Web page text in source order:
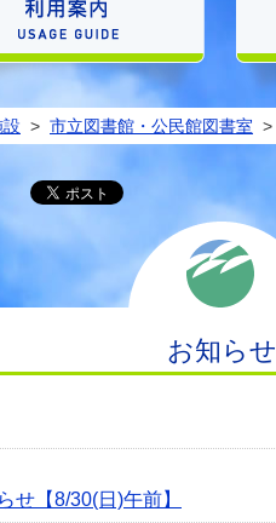
> 市立図書館・公民館図書室 >
お知らせ
せ【8/30(日)午前】